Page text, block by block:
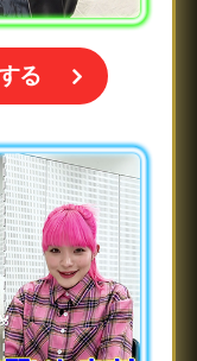
る